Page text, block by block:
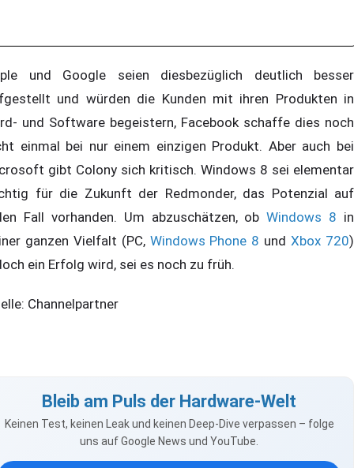
und Google seien diesbezüglich deutlich besser
und würden die Kunden mit ihren Produkten in
und Software begeistern, Facebook schaffe dies noch
einmal bei nur einem einzigen Produkt. Aber auch bei
gibt Colony sich kritisch. Windows 8 sei elementar
für die Zukunft der Redmonder, das Potenzial auf
Fall vorhanden. Um abzuschätzen, obWindows 8 in
ganzen Vielfalt (PC, Windows Phone 8 undXbox 720)
ein Erfolg wird, sei es noch zu früh.
Channelpartner
Bleib am Puls der Hardware-Welt
Keinen Test, keinen Leak und keinen Deep-Dive verpassen – folge
uns auf Google News und YouTube.